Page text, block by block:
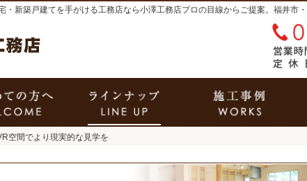
空間でより現実的な見学を
・新築戸建てを手がける工務店なら小澤工務店
はじめての方へ 商品ラインナップ